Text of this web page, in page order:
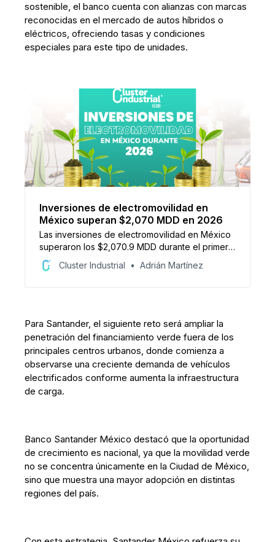
sostenible, el banco cuenta con alianzas con marcas
reconocidas en el mercado de autos híbridos o
eléctricos, ofreciendo tasas y condiciones
especiales para este tipo de unidades.
Inversiones de electromovilidad en
México superan $2,070 MDD en 2026
Las inversiones de electromovilidad en México
superaron los $2,070.9 MDD durante el primer
semestre de 2026, con proyectos vinculados a
vehículos eléctricos, baterías, arneses de alto
Cluster Industrial Adrián Martínez
Para Santander, el siguiente reto será ampliar la
penetración del financiamiento verde fuera de los
principales centros urbanos, donde comienza a
observarse una creciente demanda de vehículos
electrificados conforme aumenta la infraestructura
de carga.
Banco Santander México destacó que la oportunidad
de crecimiento es nacional, ya que la movilidad verde
no se concentra únicamente en la Ciudad de México,
sino que muestra una mayor adopción en distintas
regiones del país.